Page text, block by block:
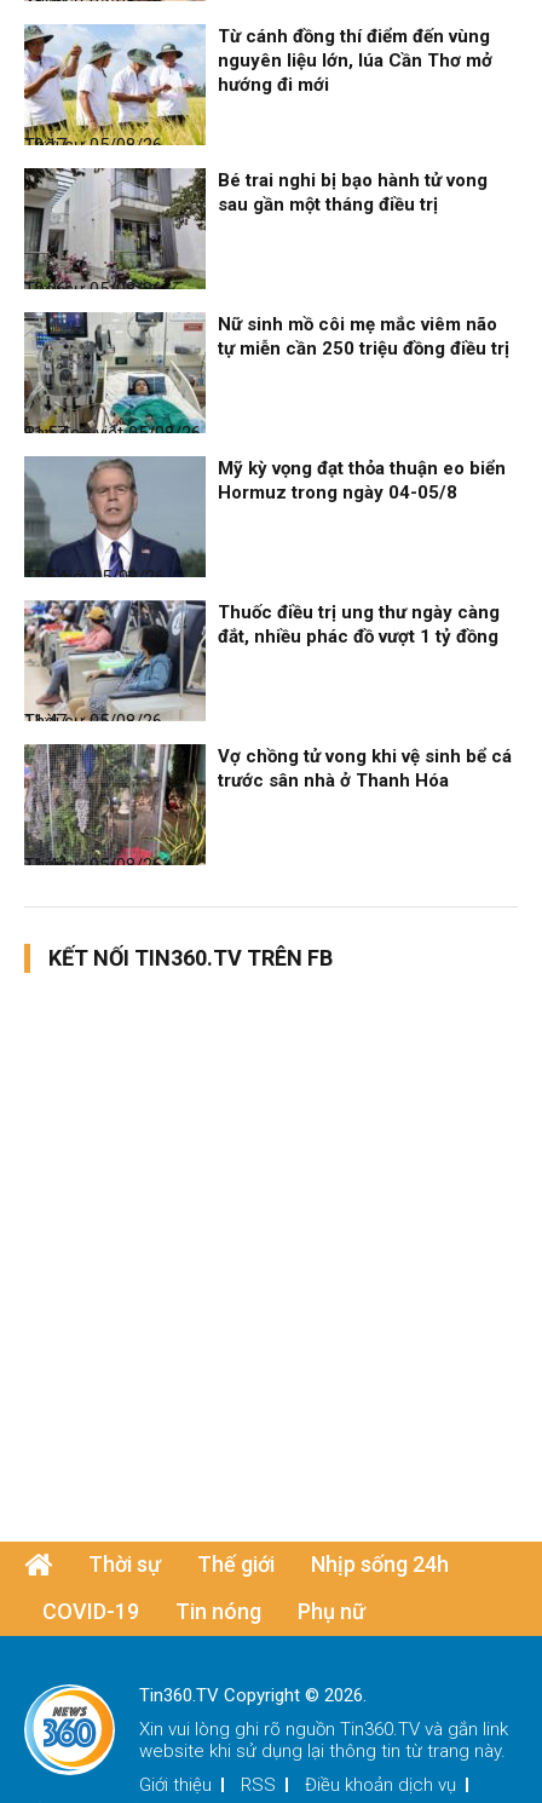
Thời sự
05/08/26, 19:17
Từ cánh đồng thí điểm đến vùng
nguyên liệu lớn, lúa Cần Thơ mở
hướng đi mới
Thời sự
05/08/26, 12:06
Bé trai nghi bị bạo hành tử vong
sau gần một tháng điều trị
Bạn đọc viết
05/08/26, 11:57
Nữ sinh mồ côi mẹ mắc viêm não
tự miễn cần 250 triệu đồng điều trị
Thế giới
05/08/26, 11:54
Mỹ kỳ vọng đạt thỏa thuận eo biển
Hormuz trong ngày 04-05/8
Thời sự
05/08/26, 11:47
Thuốc điều trị ung thư ngày càng
đắt, nhiều phác đồ vượt 1 tỷ đồng
Thời sự
05/08/26, 11:44
Vợ chồng tử vong khi vệ sinh bể cá
trước sân nhà ở Thanh Hóa
KẾT NỐI TIN360.TV TRÊN FB
Thời sự Thế giới
Nhịp sống 24h
COVID-19
Tin nóng Phụ nữ
Tin360.TV Copyright © 2026.
Xin vui lòng ghi rõ nguồn Tin360.TV và gắn link
website khi sử dụng lại thông tin từ trang này.
Giới thiệu
RSS
Điều khoản dịch vụ